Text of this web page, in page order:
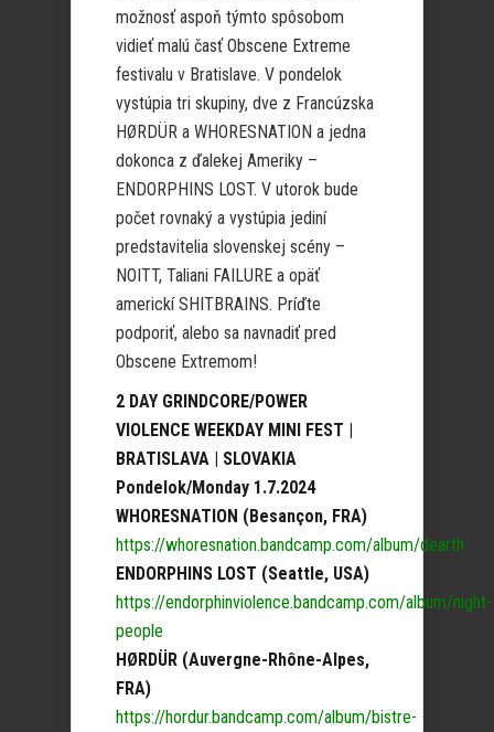
možnosť aspoň týmto spôsobom
vidieť malú časť Obscene Extreme
festivalu v Bratislave. V pondelok
vystúpia tri skupiny, dve z Francúzska
HØRDÜR a WHORESNATION a jedna
dokonca z ďalekej Ameriky –
ENDORPHINS LOST. V utorok bude
počet rovnaký a vystúpia jediní
predstavitelia slovenskej scény –
NOITT, Taliani FAILURE a opäť
americkí SHITBRAINS. Príďte
podporiť, alebo sa navnadiť pred
Obscene Extremom!
2 DAY GRINDCORE/POWER
VIOLENCE WEEKDAY MINI FEST |
BRATISLAVA | SLOVAKIA
Pondelok/Monday 1.7.2024
WHORESNATION (Besançon, FRA)
https://whoresnation.bandcamp.com/album/dearth
ENDORPHINS LOST (Seattle, USA)
https://endorphinviolence.bandcamp.com/album/night-
people
HØRDÜR (Auvergne-Rhône-Alpes,
FRA)
https://hordur.bandcamp.com/album/bistre-